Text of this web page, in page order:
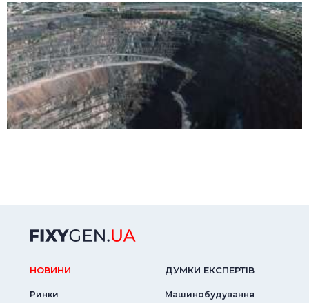
НОВИНИ
Ринки
ДУМКИ ЕКСПЕРТIВ
Машинобудування